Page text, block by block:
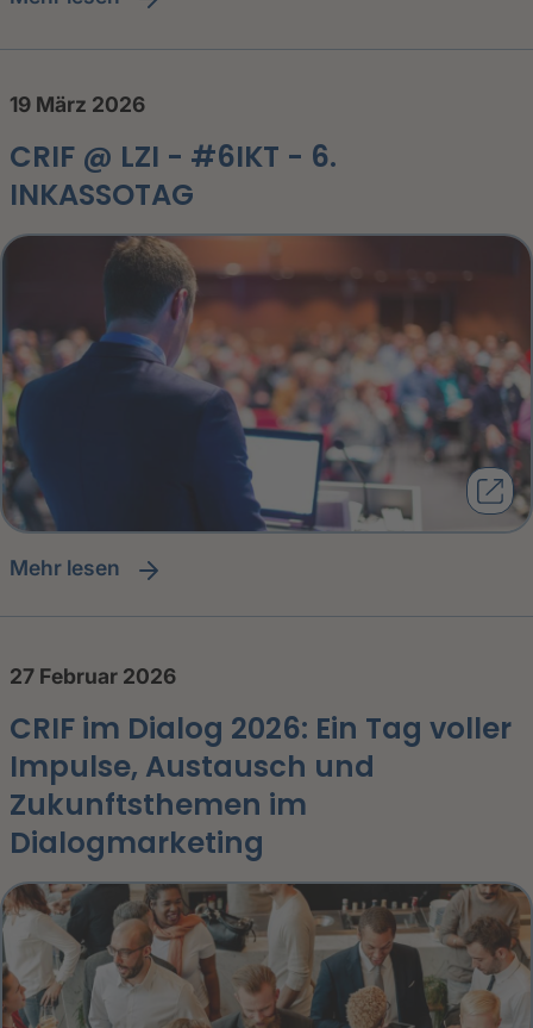
19 März 2026
CRIF @ LZI - #6IKT - 6.
INKASSOTAG
Mehr lesen
27 Februar 2026
CRIF im Dialog 2026: Ein Tag voller
Impulse, Austausch und
Zukunftsthemen im
Dialogmarketing